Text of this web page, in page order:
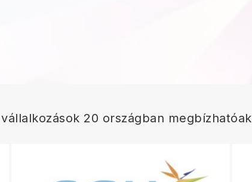
20 országban megbízhatóak